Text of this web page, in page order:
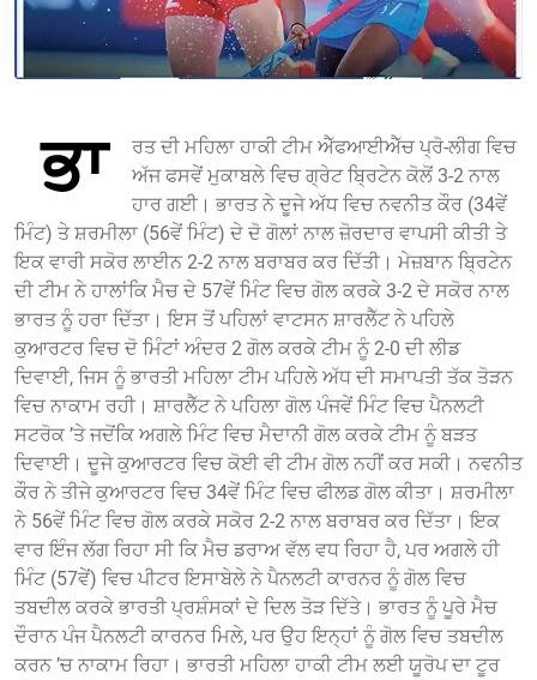
ਭਾ
ਰਤ ਦੀ ਮਹਿਲਾ ਹਾਕੀ ਟੀਮ ਐੱਫਆਈਐੱਚ ਪ੍ਰੋ-ਲੀਗ ਵਿਚ
ਅੱਜ ਫਸਵੇਂ ਮੁਕਾਬਲੇ ਵਿਚ ਗ੍ਰੇਟ ਬ੍ਰਿਟੇਨ ਕੋਲੋਂ 3-2 ਨਾਲ
ਹਾਰ ਗਈ। ਭਾਰਤ ਨੇ ਦੂਜੇ ਅੱਧ ਵਿਚ ਨਵਨੀਤ ਕੌਰ (34ਵੇਂ
ਮਿੰਟ) ਤੇ ਸ਼ਰਮੀਲਾ (56ਵੇਂ ਮਿੰਟ) ਦੇ ਦੋ ਗੋਲਾਂ ਨਾਲ ਜ਼ੋਰਦਾਰ ਵਾਪਸੀ ਕੀਤੀ ਤੇ
ਇਕ ਵਾਰੀ ਸਕੋਰ ਲਾਈਨ 2-2 ਨਾਲ ਬਰਾਬਰ ਕਰ ਦਿੱਤੀ। ਮੇਜ਼ਬਾਨ ਬ੍ਰਿਟੇਨ
ਦੀ ਟੀਮ ਨੇ ਹਾਲਾਂਕਿ ਮੈਚ ਦੇ 57ਵੇਂ ਮਿੰਟ ਵਿਚ ਗੋਲ ਕਰਕੇ 3-2 ਦੇ ਸਕੋਰ ਨਾਲ
ਭਾਰਤ ਨੂੰ ਹਰਾ ਦਿੱਤਾ। ਇਸ ਤੋਂ ਪਹਿਲਾਂ ਵਾਟਸਨ ਸ਼ਾਰਲੈੱਟ ਨੇ ਪਹਿਲੇ
ਕੁਆਰਟਰ ਵਿਚ ਦੋ ਮਿੰਟਾਂ ਅੰਦਰ 2 ਗੋਲ ਕਰਕੇ ਟੀਮ ਨੂੰ 2-0 ਦੀ ਲੀਡ
ਦਿਵਾਈ, ਜਿਸ ਨੂੰ ਭਾਰਤੀ ਮਹਿਲਾ ਟੀਮ ਪਹਿਲੇ ਅੱਧ ਦੀ ਸਮਾਪਤੀ ਤੱਕ ਤੋੜਨ
ਵਿਚ ਨਾਕਾਮ ਰਹੀ। ਸ਼ਾਰਲੈੱਟ ਨੇ ਪਹਿਲਾ ਗੋਲ ਪੰਜਵੇਂ ਮਿੰਟ ਵਿਚ ਪੈਨਲਟੀ
ਸਟਰੋਕ ’ਤੇ ਜਦੋਂਕਿ ਅਗਲੇ ਮਿੰਟ ਵਿਚ ਮੈਦਾਨੀ ਗੋਲ ਕਰਕੇ ਟੀਮ ਨੂੰ ਬੜਤ
ਦਿਵਾਈ। ਦੂਜੇ ਕੁਆਰਟਰ ਵਿਚ ਕੋਈ ਵੀ ਟੀਮ ਗੋਲ ਨਹੀਂ ਕਰ ਸਕੀ। ਨਵਨੀਤ
ਕੌਰ ਨੇ ਤੀਜੇ ਕੁਆਰਟਰ ਵਿਚ 34ਵੇਂ ਮਿੰਟ ਵਿਚ ਫੀਲਡ ਗੋਲ ਕੀਤਾ। ਸ਼ਰਮੀਲਾ
ਨੇ 56ਵੇਂ ਮਿੰਟ ਵਿਚ ਗੋਲ ਕਰਕੇ ਸਕੋਰ 2-2 ਨਾਲ ਬਰਾਬਰ ਕਰ ਦਿੱਤਾ। ਇਕ
ਵਾਰ ਇੰਜ ਲੱਗ ਰਿਹਾ ਸੀ ਕਿ ਮੈਚ ਡਰਾਅ ਵੱਲ ਵਧ ਰਿਹਾ ਹੈ, ਪਰ ਅਗਲੇ ਹੀ
ਮਿੰਟ (57ਵੇਂ) ਵਿਚ ਪੀਟਰ ਇਸਾਬੇਲੇ ਨੇ ਪੈਨਲਟੀ ਕਾਰਨਰ ਨੂੰ ਗੋਲ ਵਿਚ
ਤਬਦੀਲ ਕਰਕੇ ਭਾਰਤੀ ਪ੍ਰਸ਼ੰਸਕਾਂ ਦੇ ਦਿਲ ਤੋੜ ਦਿੱਤੇ। ਭਾਰਤ ਨੂੰ ਪੂਰੇ ਮੈਚ
ਦੌਰਾਨ ਪੰਜ ਪੈਨਲਟੀ ਕਾਰਨਰ ਮਿਲੇ, ਪਰ ਉਹ ਇਨ੍ਹਾਂ ਨੂੰ ਗੋਲ ਵਿਚ ਤਬਦੀਲ
ਕਰਨ ’ਚ ਨਾਕਾਮ ਰਿਹਾ। ਭਾਰਤੀ ਮਹਿਲਾ ਹਾਕੀ ਟੀਮ ਲਈ ਯੂਰੋਪ ਦਾ ਟੂਰ